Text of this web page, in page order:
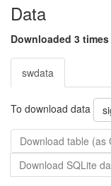
Data
Downloaded 3 times
swdata
To download data
Download table (as
Download SQLite